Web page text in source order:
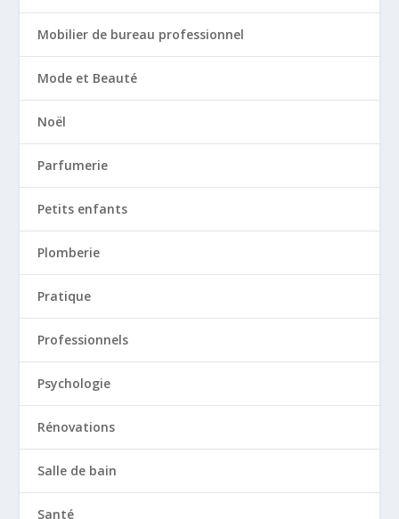
Mobilier de bureau professionnel
Mode et Beauté
Noël
Parfumerie
Petits enfants
Plomberie
Pratique
Professionnels
Psychologie
Rénovations
Salle de bain
Santé